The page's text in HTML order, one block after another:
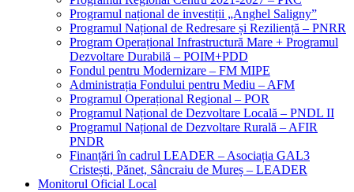
Programul național de investiții „Anghel Saligny”
Programul Național de Redresare și Reziliență – PNRR
Program Operațional Infrastructură Mare + Programul
Dezvoltare Durabilă – POIM+PDD
Fondul pentru Modernizare – FM MIPE
Administrația Fondului pentru Mediu – AFM
Programul Operațional Regional – POR
Programul Național de Dezvoltare Locală – PNDL II
Programul Național de Dezvoltare Rurală – AFIR
PNDR
Finanțări în cadrul LEADER – Asociația GAL3
Cristești, Pănet, Sâncraiu de Mureș – LEADER
Monitorul Oficial Local